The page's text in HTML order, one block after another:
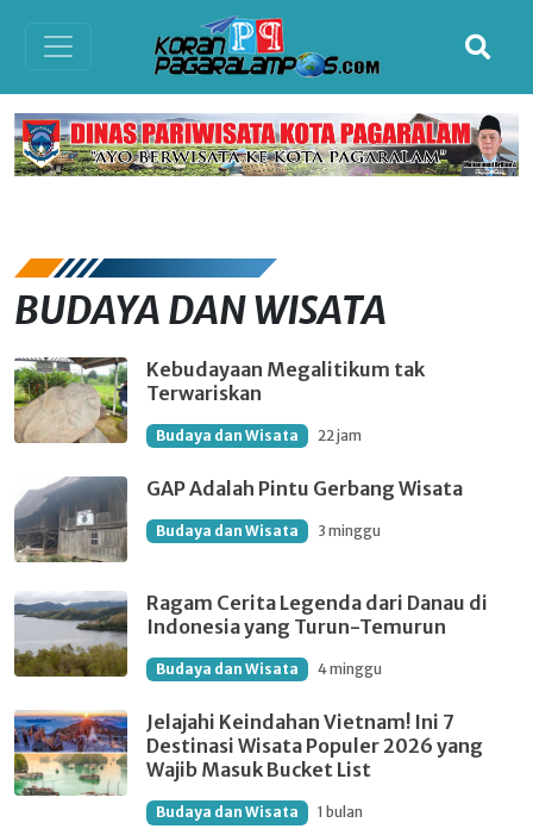
BUDAYA DAN WISATA
Kebudayaan Megalitikum tak
Terwariskan
Budaya dan Wisata 22 jam
GAP Adalah Pintu Gerbang Wisata
Budaya dan Wisata 3 minggu
Ragam Cerita Legenda dari Danau di
Indonesia yang Turun-Temurun
Budaya dan Wisata 4 minggu
Jelajahi Keindahan Vietnam! Ini 7
Destinasi Wisata Populer 2026 yang
Wajib Masuk Bucket List
Budaya dan Wisata 1 bulan